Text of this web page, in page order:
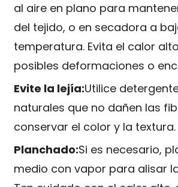
al aire en plano para
del tejido, o en secadora a
temperatura. Evita el calor
posibles deformaciones o
Evite la lejía:Utilice
naturales que no dañen las
conservar el color y la textura.
Planchado:Si es necesario,
medio con vapor para alisar